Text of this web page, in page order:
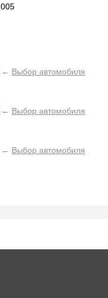
← Выбор автомобиля
← Выбор автомобиля
← Выбор автомобиля